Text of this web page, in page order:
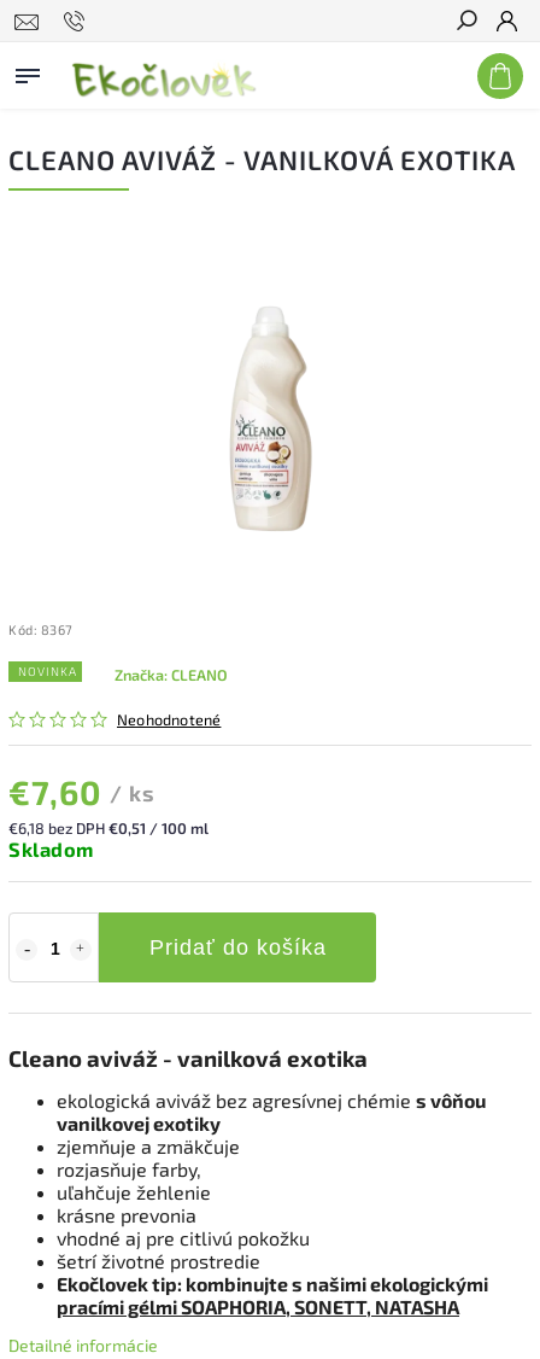
Hľadať
CLEANO AVIVÁŽ - VANILKOVÁ EXOTIKA
Kód: 8367
NOVINKA
Neohodnotené
Značka:CLEANO
€7,60 / ks
€6,18 bez DPH€0,51 / 100 ml
Skladom
Pridať do košíka
Cleano aviváž - vanilková exotika
ekologická aviváž bez agresívnej chémie s vôňou
vanilkovej exotiky
zjemňuje a zmäkčuje
rozjasňuje farby,
uľahčuje žehlenie
krásne prevonia
vhodné aj pre citlivú pokožku
šetrí životné prostredie
Ekočlovek tip: kombinujte s našimi ekologickými
pracími gélmi SOAPHORIA, SONETT, NATASHA
Detailné informácie